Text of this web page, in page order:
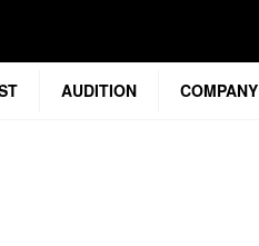
AUDITION COMPANY